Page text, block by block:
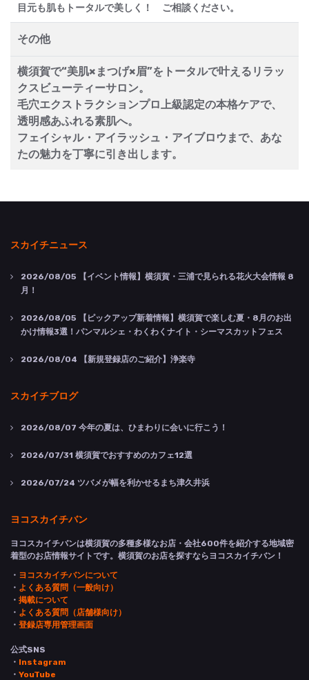
目元も肌もトータルで美しく！ ご相談ください。
その他
横須賀で“美肌×まつげ×眉”をトータルで叶えるリラッ
クスビューティーサロン。
毛穴エクストラクションプロ上級認定の本格ケアで、
透明感あふれる素肌へ。
フェイシャル・アイラッシュ・アイブロウまで、あな
たの魅力を丁寧に引き出します。
スカイチニュース
2026/08/05 【イベント情報】横須賀・三浦で見られる花火大会情報 8
月！
2026/08/05 【ピックアップ新着情報】横須賀で楽しむ夏・8月のお出
かけ情報3選！パンマルシェ・わくわくナイト・シーマスカットフェス
2026/08/04 【新規登録店のご紹介】浄楽寺
スカイチブログ
2026/08/07 今年の夏は、ひまわりに会いに行こう！
2026/07/31 横須賀でおすすめのカフェ12選
2026/07/24 ツバメが幅を利かせるまち津久井浜
ヨコスカイチバン
ヨコスカイチバンは横須賀の多種多様なお店・会社600件を紹介する地域密
着型のお店情報サイトです。横須賀のお店を探すならヨコスカイチバン！
・ ヨコスカイチバンについて
・ よくある質問（一般向け）
・ 掲載について
・ よくある質問（店舗様向け）
・ 登録店専用管理画面
公式SNS
・ Instagram
・ YouTube